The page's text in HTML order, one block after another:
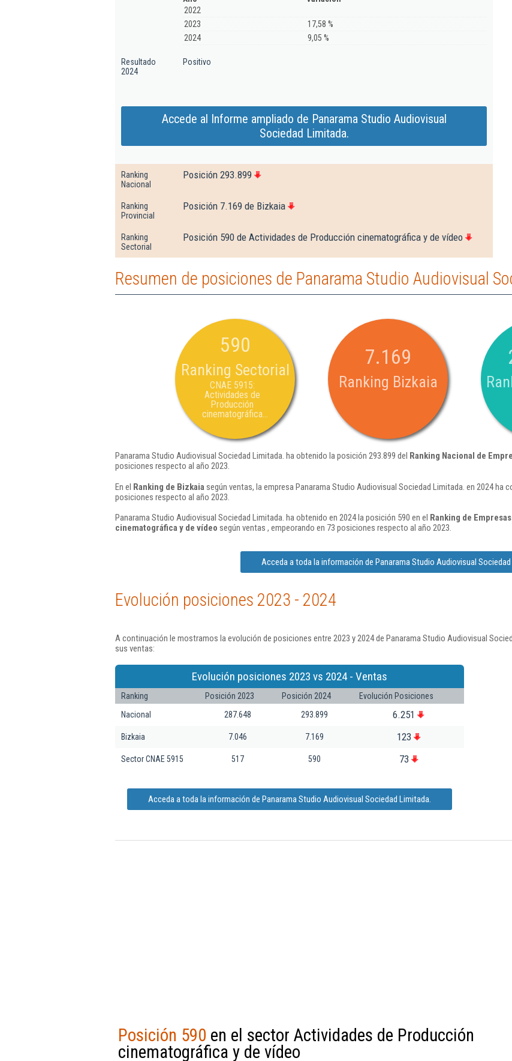
2022
2023
17,58 %
2024
9,05 %
Resultado
2024
Positivo
Accede al Informe ampliado de Panarama Studio Audiovisual
Sociedad Limitada.
Ranking
Nacional
Posición 293.899
Ranking
Provincial
Posición 7.169 de Bizkaia
Ranking
Sectorial
Posición 590 de Actividades de Producción cinematográfica y de vídeo
Resumen de posiciones de Panarama Studio Audiovisual
590
Ranking Sectorial
CNAE 5915:
Actividades de
Producción
cinematográfica...
7.169
Ranking Bizkaia
Panarama Studio Audiovisual Sociedad Limitada. ha obtenido la posición 293.899 del Ranking Nacional de
posiciones respecto al año 2023.
En el Ranking de Bizkaia según ventas, la empresa Panarama Studio Audiovisual Sociedad Limitada. en 2024 ha
posiciones respecto al año 2023.
Panarama Studio Audiovisual Sociedad Limitada. ha obtenido en 2024 la posición 590 en el Ranking de
cinematográfica y de vídeo según ventas , empeorando en 73 posiciones respecto al año 2023.
Acceda a toda la información de Panarama Studio Audiovisual
Evolución posiciones 2023 - 2024
A continuación le mostramos la evolución de posiciones entre 2023 y 2024 de Panarama Studio Audiovisual
sus ventas:
Evolución posiciones 2023 vs 2024 - Ventas
Ranking Posición 2023 Posición 2024
Evolución Posiciones
Nacional
287.648 293.899 6.251
Bizkaia 7.046 7.169 123
Sector CNAE 5915 517 590 73
Acceda a toda la información de Panarama Studio Audiovisual Sociedad Limitada.
Posición 590 en el sector Actividades de Producción
cinematográfica y de vídeo